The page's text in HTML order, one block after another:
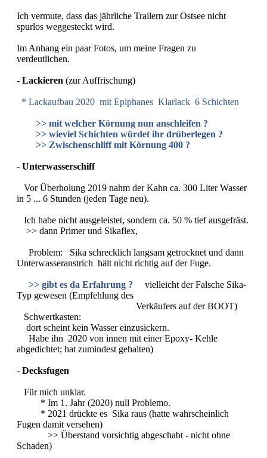
Ich vermute, dass das jährliche Trailern zur Ostsee nicht
spurlos weggesteckt wird.
Im Anhang ein paar Fotos, um meine Fragen zu
verdeutlichen.
- Lackieren (zur Auffrischung)
* Lackaufbau 2020 mit Epiphanes Klarlack 6 Schichten
>> mit welcher Körnung nun anschleifen ?
>> wieviel Schichten würdet ihr drüberlegen ?
>> Zwischenschliff mit Körnung 400 ?
- Unterwasserschiff
Vor Überholung 2019 nahm der Kahn ca. 300 Liter Wasser
in 5 ... 6 Stunden (jeden Tage neu).
Ich habe nicht ausgeleistet, sondern ca. 50 % tief ausgefräst.
>> dann Primer und Sikaflex,
Problem: Sika schrecklich langsam getrocknet und dann
Unterwasseranstrich hält nicht richtig auf der Fuge.
>> gibt es da Erfahrung ?
vielleicht der Falsche Sika-
Typ gewesen (Empfehlung des
Verkäufers auf der BOOT)
Schwertkasten:
dort scheint kein Wasser einzusickern.
Habe ihn 2020 von innen mit einer Epoxy- Kehle
abgedichtet; hat zumindest gehalten)
- Decksfugen
Für mich unklar.
* Im 1. Jahr (2020) null Problemo.
* 2021 drückte es Sika raus (hatte wahrscheinlich
Fugen damit versehen)
>> Überstand vorsichtig abgeschabt - nicht ohne
Schaden)